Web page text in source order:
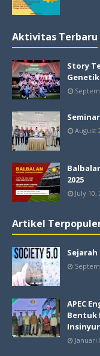
Aktivitas Terbaru
Story
Genetik
August
2025
July 10,
Artikel
APEC
Bentuk
Insinyur
Januari